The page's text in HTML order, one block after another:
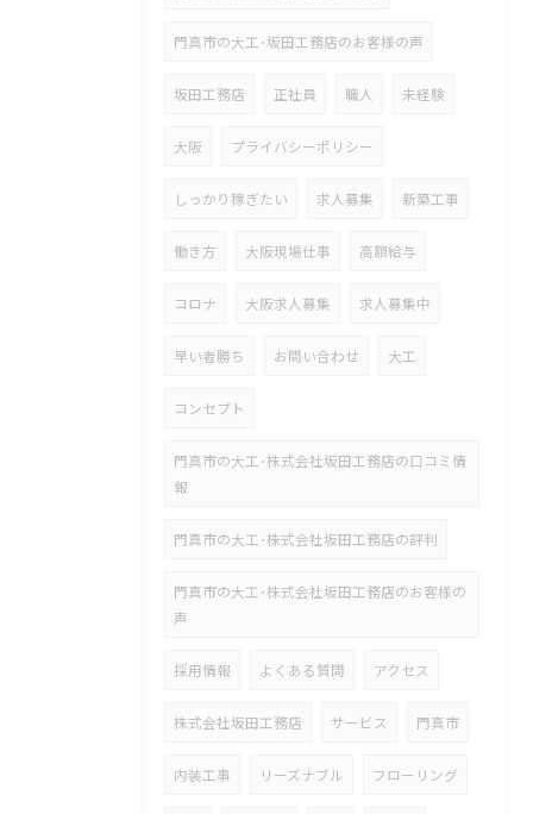
門真市の大工･坂田工務店のお客様の声
坂田工務店 正社員 職人 未経験
大阪 プライバシーポリシー
しっかり稼ぎたい 求人募集 新築工事
働き方 大阪現場仕事 高額給与
コロナ 大阪求人募集 求人募集中
早い者勝ち お問い合わせ 大工
コンセプト
門真市の大工･株式会社坂田工務店の口コミ情
報
門真市の大工･株式会社坂田工務店の評判
門真市の大工･株式会社坂田工務店のお客様の
声
採用情報 よくある質問 アクセス
株式会社坂田工務店 サービス 門真市
内装工事 リーズナブル フローリング